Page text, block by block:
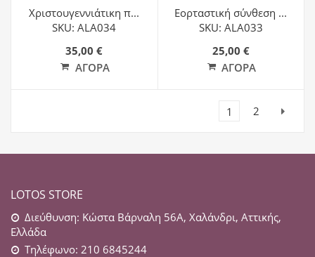
Χριστουγεννιάτικη π...
SKU: ALA034
35,00 €
ΑΓΟΡΆ
Εορταστική σύνθεση ...
SKU: ALA033
25,00 €
ΑΓΟΡΆ
1
2
LOTOS STORE
Διεύθυνση: Κώστα Βάρναλη 56Α, Χαλάνδρι, Αττικής,
Ελλάδα
Τηλέφωνο: 210 6845244